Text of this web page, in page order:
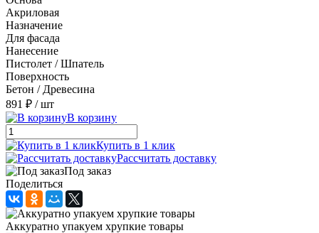
Акриловая
Назначение
Для фасада
Нанесение
Пистолет / Шпатель
Поверхность
Бетон / Древесина
891 ₽ / шт
В корзину
Купить в 1 клик
Рассчитать доставку
Под заказ
Поделиться
Аккуратно упакуем хрупкие товары